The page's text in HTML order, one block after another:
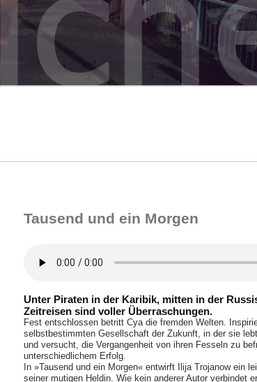
Tausend und ein Morgen
Unter Piraten in der Karibik, mitten in der
Zeitreisen sind voller Überraschungen.
Fest entschlossen betritt Cya die fremden Welten.
selbstbestimmten Gesellschaft der Zukunft, in der sie
und versucht, die Vergangenheit von ihren Fesseln zu
unterschiedlichem Erfolg.
In »Tausend und ein Morgen« entwirft Ilija Trojanow ein
seiner mutigen Heldin. Wie kein anderer Autor verbindet